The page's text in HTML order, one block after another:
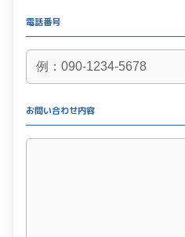
電話番号
お問い合わせ内容